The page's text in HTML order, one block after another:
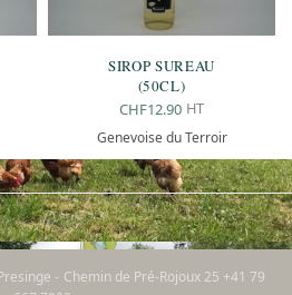
SIROP SUREAU
(50CL)
CHF12.90 HT
Genevoise du Terroir
- Chemin de Pré-Rojoux 25 +41 79